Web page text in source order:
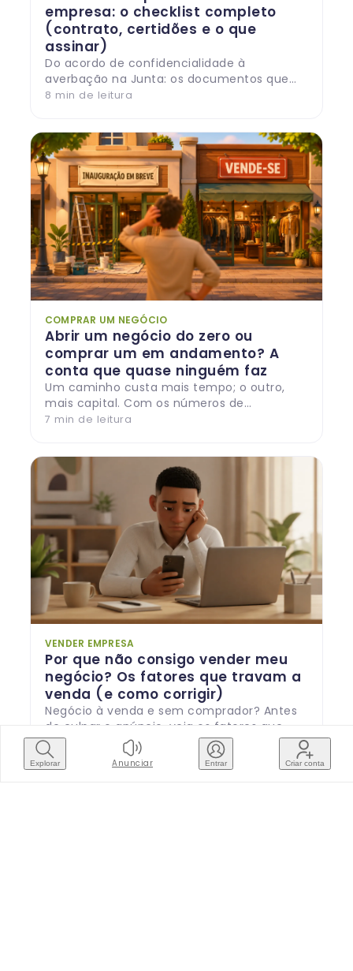
empresa: o checklist completo
(contrato, certidões e o que
assinar)
Do acordo de confidencialidade à
averbação na Junta: os documentos que
protegem quem vende (e quem compra)
papelada falhar.
8 min de leitura
COMPRAR UM NEGÓCIO
Abrir um negócio do zero ou
comprar um em andamento? A
conta que quase ninguém faz
Um caminho custa mais tempo; o outro,
mais capital. Com os números de
sobrevivência das empresas e uma
escolher.
7 min de leitura
VENDER EMPRESA
Por que não consigo vender meu
negócio? Os fatores que travam a
venda (e como corrigir)
Negócio à venda e sem comprador? Antes
de culpar o anúncio, veja os fatores que
travam a venda — preço, números,
informação e ponto — e como corrigir cada
um.
2min de leitura
Explorar Anunciar Entrar Criar conta